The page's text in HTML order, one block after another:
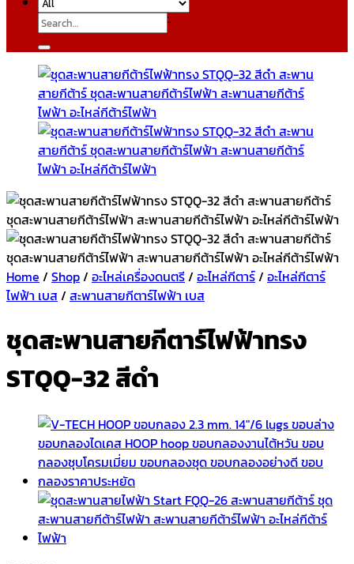
No products in the cart.
Search
for:
Home / Shop/ อะไหล่เครื่องดนตรี/ อะไหล่กีตาร์/ อะไหล่กีตาร์
ไฟฟ้า เบส/ สะพานสายกีตาร์ไฟฟ้า เบส
ชุดสะพานสายกีตาร์ไฟฟ้าทรง
STQQ-32 สีดำ